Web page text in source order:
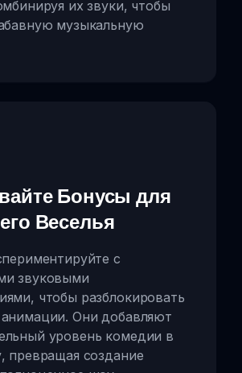
их звуки, чтобы
музыкальную
Бонусы для
Веселья
с
звуковыми
чтобы разблокировать
Они добавляют
уровень комедии в
превращая создание